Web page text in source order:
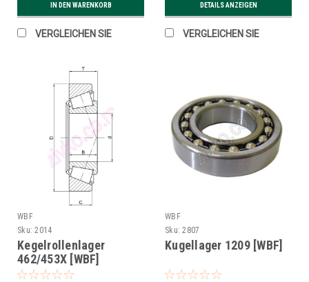
IN DEN WARENKORB
VERGLEICHEN SIE
DETAILS ANZEIGEN
VERGLEICHEN SIE
WBF
Sku: 2014
Kegelrollenlager
462/453X [WBF]
WBF
Sku: 2807
Kugellager 1209 [WBF]